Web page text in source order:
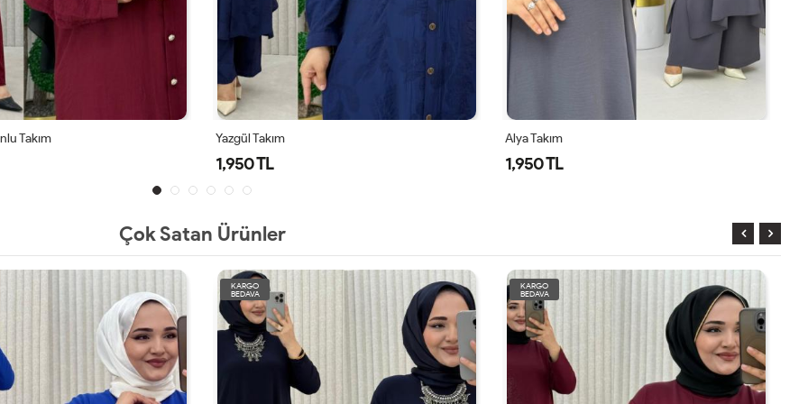
Çok Satan Ürünler
KARGO
BEDAVA
KARGO
BEDAVA